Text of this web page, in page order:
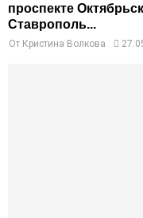
проспекте
Ставрополь...
От Кристина Волкова